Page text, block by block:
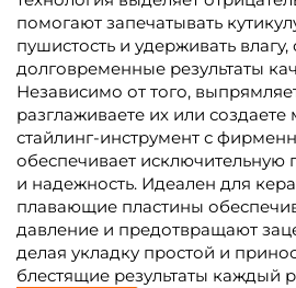
помогают запечатывать
пушистость и удерживать
долговременные результаты
Независимо от того,
разглаживаете их или создаете
стайлинг-инструмент с
обеспечивает исключительную
и надежность. Идеален для
плавающие пластины
давление и предотвращают
делая укладку простой и
блестящие результаты каждый